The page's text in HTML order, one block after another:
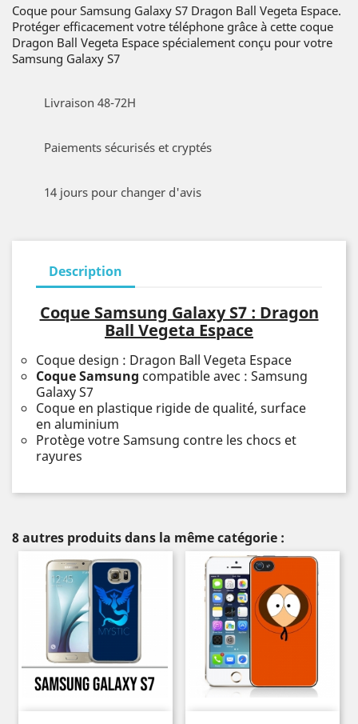
Coque pour Samsung Galaxy S7 Dragon Ball Vegeta Espace.
Protéger efficacement votre téléphone grâce à cette coque
Dragon Ball Vegeta Espace spécialement conçu pour votre
Samsung Galaxy S7
Livraison 48-72H
Paiements sécurisés et cryptés
14 jours pour changer d'avis
Description
Coque Samsung Galaxy S7 : Dragon
Ball Vegeta Espace
Coque design : Dragon Ball Vegeta Espace
Coque Samsung compatible avec : Samsung
Galaxy S7
Coque en plastique rigide de qualité, surface
en aluminium
Protège votre Samsung contre les chocs et
rayures
8 autres produits dans la même catégorie :